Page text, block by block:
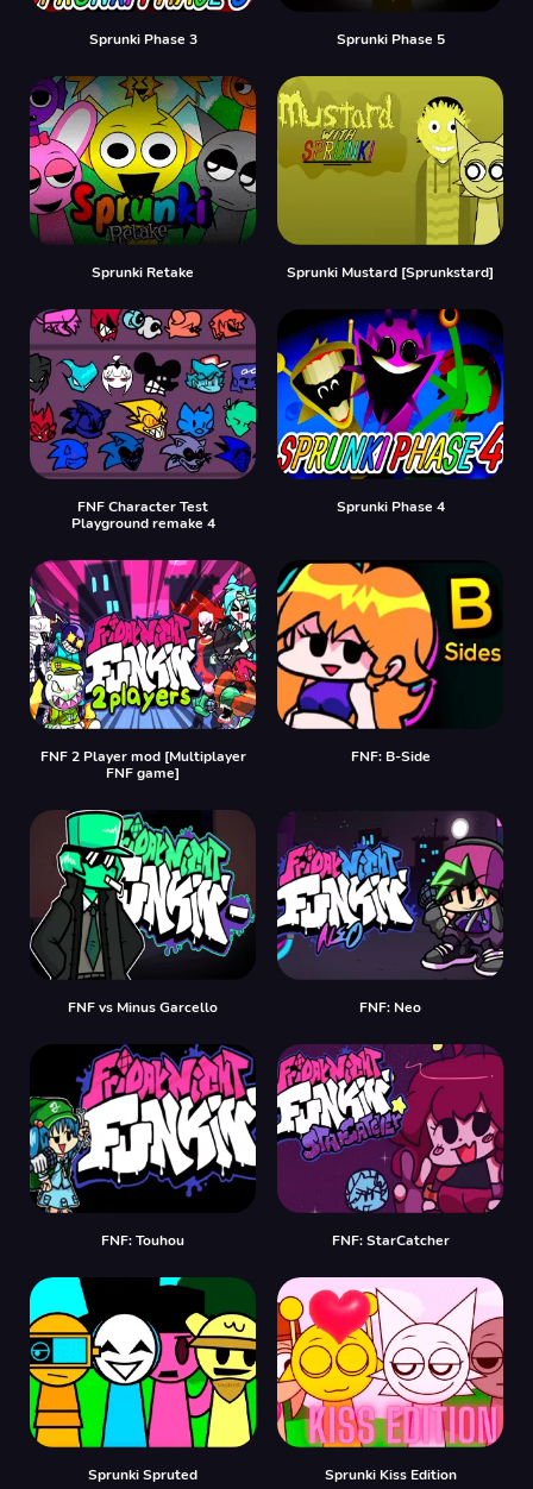
Sprunki Phase 3 Sprunki Phase 5
Sprunki Retake Sprunki Mustard [Sprunkstard]
FNF Character Test
Playground remake 4
Sprunki Phase 4
FNF 2 Player mod [Multiplayer
FNF game]
FNF: B-Side
FNF vs Minus Garcello FNF: Neo
FNF: Touhou FNF: StarCatcher
Sprunki Spruted Sprunki Kiss Edition